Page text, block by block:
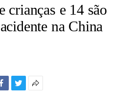
crianças e 14 são
na China